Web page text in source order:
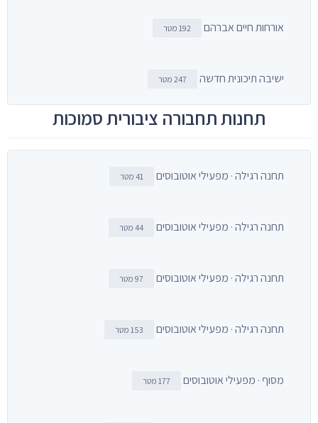
אורחות חיים אברהם 192 מטר
ישיבה תיכונית חדשה 247 מטר
תחנות תחבורה ציבורית סמוכות
תחנה רגילה · מפעילי אוטובוסים 41 מטר
תחנה רגילה · מפעילי אוטובוסים 44 מטר
תחנה רגילה · מפעילי אוטובוסים 97 מטר
תחנה רגילה · מפעילי אוטובוסים 153 מטר
מסוף · מפעילי אוטובוסים 177 מטר